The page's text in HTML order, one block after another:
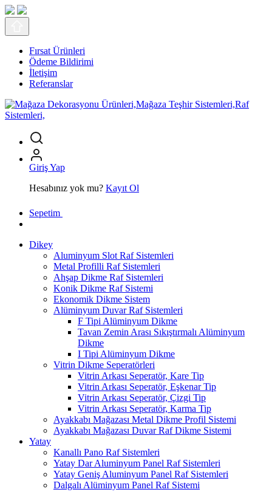
Fırsat Ürünleri
Ödeme Bildirimi
İletişim
Referanslar
Giriş Yap
Hesabınız yok mu? Kayıt Ol
Sepetim
Dikey
Aluminyum Slot Raf Sistemleri
Metal Profilli Raf Sistemleri
Ahşap Dikme Raf Sistemleri
Konik Dikme Raf Sistemi
Ekonomik Dikme Sistem
Alüminyum Duvar Raf Sistemleri
F Tipi Alüminyum Dikme
Tavan Zemin Arası Sıkıştırmalı Alüminyum
Dikme
I Tipi Alüminyum Dikme
Vitrin Dikme Seperatörleri
Vitrin Arkası Seperatör, Kare Tip
Vitrin Arkası Seperatör, Eşkenar Tip
Vitrin Arkası Seperatör, Çizgi Tip
Vitrin Arkası Seperatör, Karma Tip
Ayakkabı Mağazası Metal Dikme Profil Sistemi
Ayakkabı Mağazası Duvar Raf Dikme Sistemi
Yatay
Kanallı Pano Raf Sistemleri
Yatay Dar Aluminyum Panel Raf Sistemleri
Yatay Geniş Aluminyum Panel Raf Sistemleri
Dalgalı Alüminyum Panel Raf Sistemi